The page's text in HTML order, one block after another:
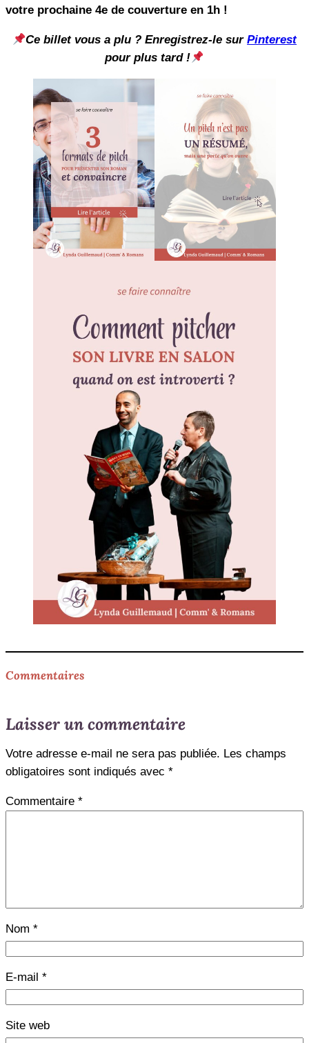
votre prochaine 4e de couverture en 1h !
Ce billet vous a plu ? Enregistrez-le surPinterest
pour plus tard !
Commentaires
Laisser un commentaire
Votre adresse e-mail ne sera pas publiée. Les champs
obligatoires sont indiqués avec *
Commentaire *
Nom *
E-mail *
Site web